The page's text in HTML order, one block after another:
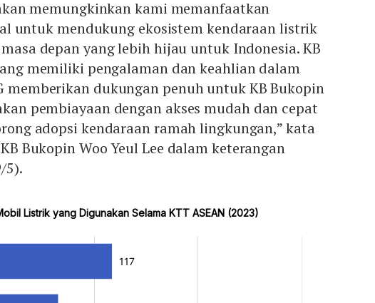
memungkinkan kami memanfaatkan
untuk mendukung ekosistem kendaraan listrik
depan yang lebih hijau untuk Indonesia. KB
memiliki pengalaman dan keahlian dalam
memberikan dukungan penuh untuk KB Bukopin
pembiayaan dengan akses mudah dan cepat
adopsi kendaraan ramah lingkungan,” kata
Bukopin Woo Yeul Lee dalam keterangan
5).